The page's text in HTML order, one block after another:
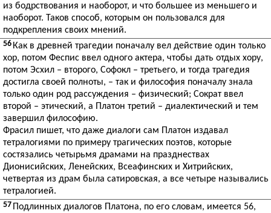
из бодрствования и наоборот, и что большее из меньшего и
наоборот. Таков способ, которым он пользовался для
подкрепления своих мнений.
56 Как в древней трагедии поначалу вел действие один только
хор, потом Феспис ввел одного актера, чтобы дать отдых хору,
потом Эсхил – второго, Софокл – третьего, и тогда трагедия
достигла своей полноты, – так и философия поначалу знала
только один род рассуждения – физический; Сократ ввел
второй – этический, а Платон третий – диалектический и тем
завершил философию.
Фрасил пишет, что даже диалоги сам Платон издавал
тетралогиями по примеру трагических поэтов, которые
состязались четырьмя драмами на празднествах
Дионисийских, Ленейских, Всеафинских и Хитрийских,
четвертая из драм была сатировская, а все четыре назывались
тетралогией.
57 Подлинных диалогов Платона, по его словам, имеется 56,